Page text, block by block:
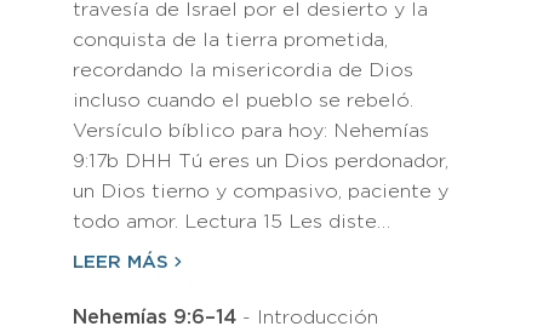
travesía de Israel por el desierto y la
conquista de la tierra prometida,
recordando la misericordia de Dios
incluso cuando el pueblo se rebeló.
Versículo bíblico para hoy: Nehemías
9:17b DHH Tú eres un Dios perdonador,
un Dios tierno y compasivo, paciente y
todo amor. Lectura 15 Les diste…
LEER MÁS
Nehemías 9:6–14 - Introducción